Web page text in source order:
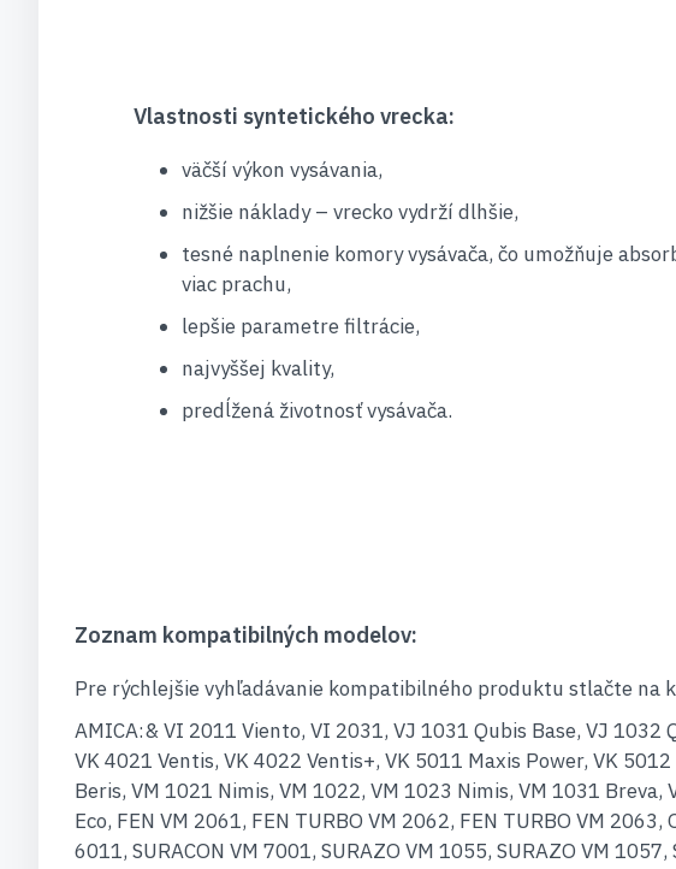
Vlastnosti syntetického vrecka:
väčší výkon vysávania,
nižšie náklady – vrecko vydrží dlhšie,
tesné naplnenie komory vysávača, čo umožňuje
viac prachu,
lepšie parametre filtrácie,
najvyššej kvality,
predĺžená životnosť vysávača.
Zoznam kompatibilných modelov:
Pre rýchlejšie vyhľadávanie kompatibilného produktu stlačte na
AMICA:& VI 2011 Viento, VI 2031, VJ 1031 Qubis Base, VJ 1032
VK 4021 Ventis, VK 4022 Ventis+, VK 5011 Maxis Power, VK
Beris, VM 1021 Nimis, VM 1022, VM 1023 Nimis, VM 1031
Eco, FEN VM 2061, FEN TURBO VM 2062, FEN TURBO VM
6011, SURACON VM 7001, SURAZO VM 1055, SURAZO VM